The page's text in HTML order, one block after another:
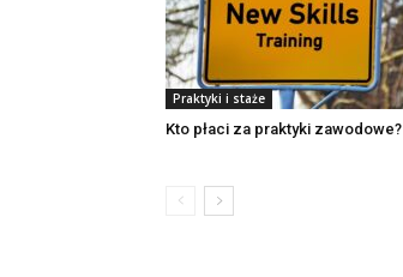
Praktyki i staże
Kto płaci za praktyki zawodowe?